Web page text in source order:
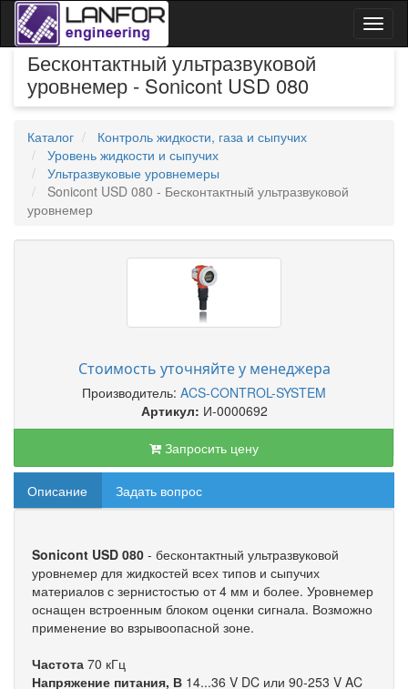
Бесконтактный ультразвуковой
уровнемер - Sonicont USD 080
Каталог
Контроль жидкости, газа и сыпучих
Уровень жидкости и сыпучих
Ультразвуковые уровнемеры
Sonicont USD 080 - Бесконтактный ультразвуковой
уровнемер
Стоимость уточняйте у менеджера
Производитель: ACS-CONTROL-SYSTEM
Артикул: И-0000692
Запросить цену
Описание Задать вопрос
Sonicont USD 080 - бесконтактный ультразвуковой
уровнемер для жидкостей всех типов и сыпучих
материалов с зернистостью от 4 мм и более. Уровнемер
оснащен встроенным блоком оценки сигнала. Возможно
применение во взрывоопасной зоне.
Частота 70 кГц
Напряжение питания, В 14...36 V DC или 90-253 V AC